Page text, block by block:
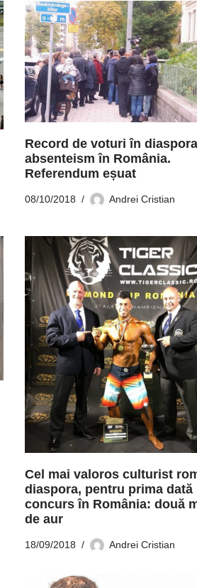
Record de voturi în
absenteism în România.
Referendum eșuat
08/10/2018 Andrei Cristian
Cel mai valoros culturist
diaspora, pentru prima dată
concurs în România: două
de aur
18/09/2018 Andrei Cristian